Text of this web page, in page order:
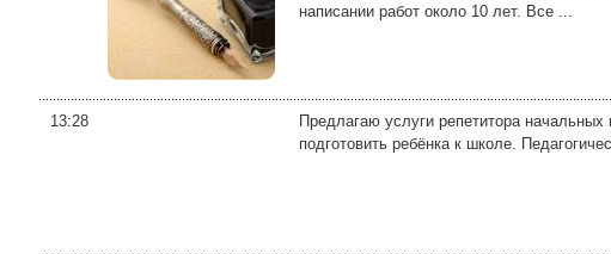
написании работ около 10 лет. Все ...
13:28
Предлагаю услуги репетитора
подготовить ребёнка к школе.